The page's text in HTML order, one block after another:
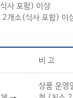
사 포함) 이상
2개소(식사 포함) 이
비 고
상품 운영